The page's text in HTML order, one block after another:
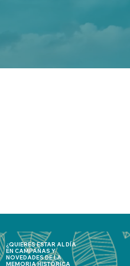
¿QUIERES ESTAR AL DÍA
EN CAMPAÑAS Y
NOVEDADES DE LA
MEMORIA HISTÓRICA